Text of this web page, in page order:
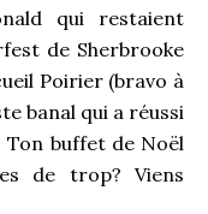
qui restaient
de Sherbrooke
Poirier (bravo à
banal qui a réussi
Ton buffet de Noël
de trop? Viens